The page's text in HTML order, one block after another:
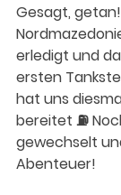
Gesagt,
erledigt und
ersten
hat uns
bereitet ⛽️
gewechselt
Abenteuer!